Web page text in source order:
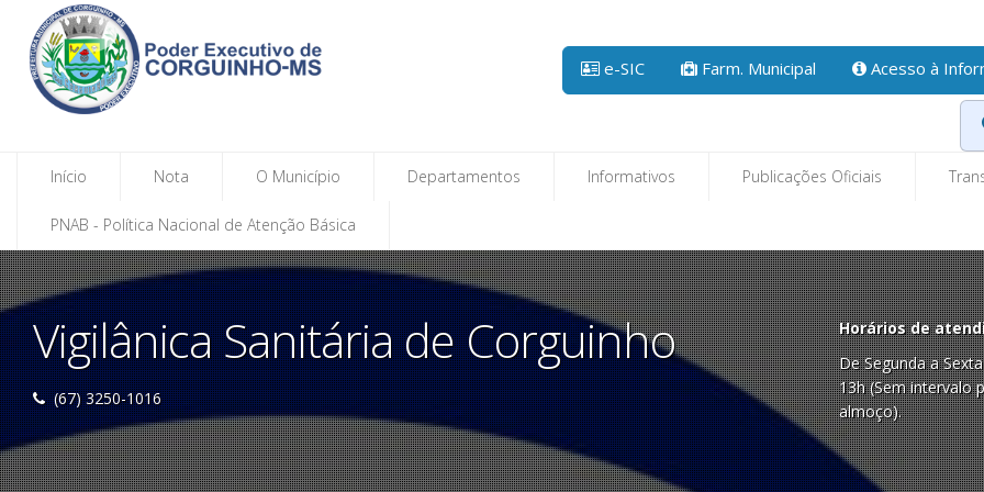
e-SIC Farm. Municipal Acesso à
Início Nota O Município Departamentos Informativos Publicações Oficiais
PNAB - Política Nacional de Atenção Básica
Vigilânica Sanitária de Corguinho
(67) 3250-1016
Horários de
De Segunda a
13h (Sem intervalo
almoço).